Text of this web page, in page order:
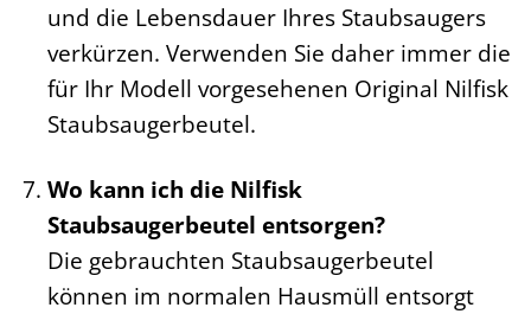
und die Lebensdauer Ihres Staubsaugers
verkürzen. Verwenden Sie daher immer die
für Ihr Modell vorgesehenen Original Nilfisk
Staubsaugerbeutel.
Wo kann ich die Nilfisk
Staubsaugerbeutel entsorgen?
Die gebrauchten Staubsaugerbeutel
können im normalen Hausmüll entsorgt